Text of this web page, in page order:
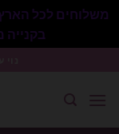
בקנייה מעל 600₪-